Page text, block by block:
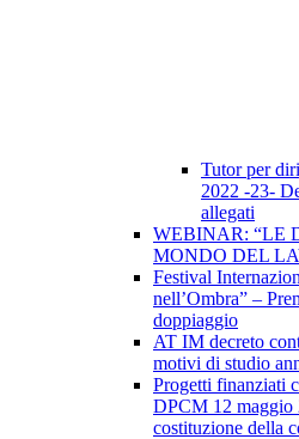
Tutor per
2022 -23-
allegati
WEBINAR: “LE
MONDO DEL
Festival
nell’Ombra” –
doppiaggio
AT IM decreto
motivi di studio
Progetti finanziati
DPCM 12 maggio
costituzione della